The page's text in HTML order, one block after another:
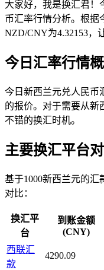
大家好，我是换汇君！
币汇率行情分析。根据
NZD/CNY为4.32153，
今日汇率行情
今日新西兰元兑人民币
的报价。对于需要从新
不错的换汇时机。
主要换汇平台
基于1000新西兰元的汇
对比：
换汇平
台
到账金额
(CNY)
西联汇
款
4290.09